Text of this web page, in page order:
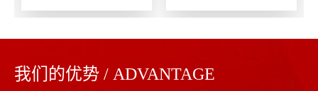
我们的优势 / ADVANTAGE